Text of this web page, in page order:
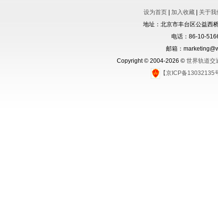
设为首页 加入收藏
关于我
地址：北京市丰台区公益西
电话：86-10-
邮箱：
Copyright © 2004-2026 © 世界轨道交
【京ICP备13032135